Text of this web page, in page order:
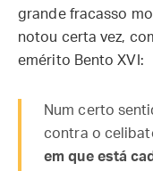
grande fracasso
notou certa vez,
emérito Bento XVI:
Num certo
contra o
em que está